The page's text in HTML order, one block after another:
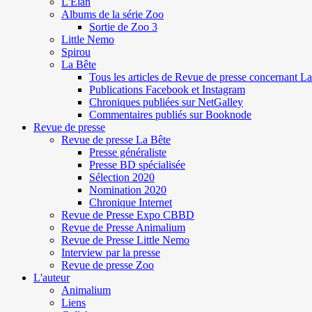
Albums de la série Zoo
Sortie de Zoo 3
Little Nemo
Spirou
La Bête
Tous les articles de Revue de presse concernant
Publications Facebook et Instagram
Chroniques publiées sur NetGalley
Commentaires publiés sur Booknode
Revue de presse
Revue de presse La Bête
Presse généraliste
Presse BD spécialisée
Sélection 2020
Nomination 2020
Chronique Internet
Revue de Presse Expo CBBD
Revue de Presse Animalium
Revue de Presse Little Nemo
Interview par la presse
Revue de presse Zoo
L'auteur
Animalium
Liens